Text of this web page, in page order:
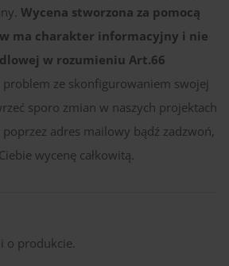
Wycena stworzona za pomocą
ma charakter informacyjny i nie
w rozumieniu Art.66
problem ze skonfigurowaniem swojej
sporo zmian w naszych projektach
adres mailowy bądź zadzwoń,
wycenę całkowitą.
o produkcie.